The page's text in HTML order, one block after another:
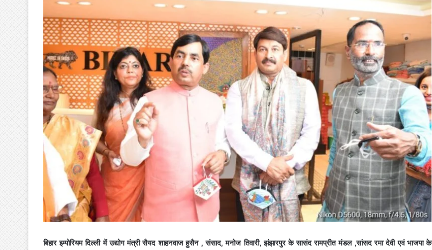
बिहार इम्पोरियम दिल्ली में उद्योग मंत्री सैयद शाहनवाज हुसैन , संसाद, मनोज तिवारी, झंझारपुर के सासंद रामप्रीत मंडल ,सांसद रमा देवी एवं भाजपा के